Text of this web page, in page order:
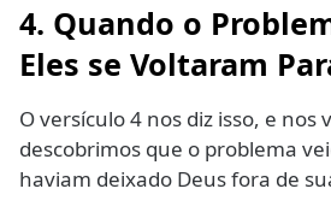
4. Quando o
Eles se Voltaram
O versículo 4 nos diz isso, e nos
descobrimos que o problema
haviam deixado Deus fora de